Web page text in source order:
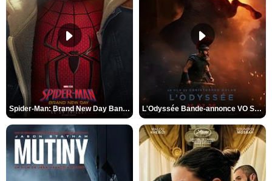
Spider-Man: Brand New Day Bande-annonce VO STFR L'Odyssée Bande-annonce VO STFR